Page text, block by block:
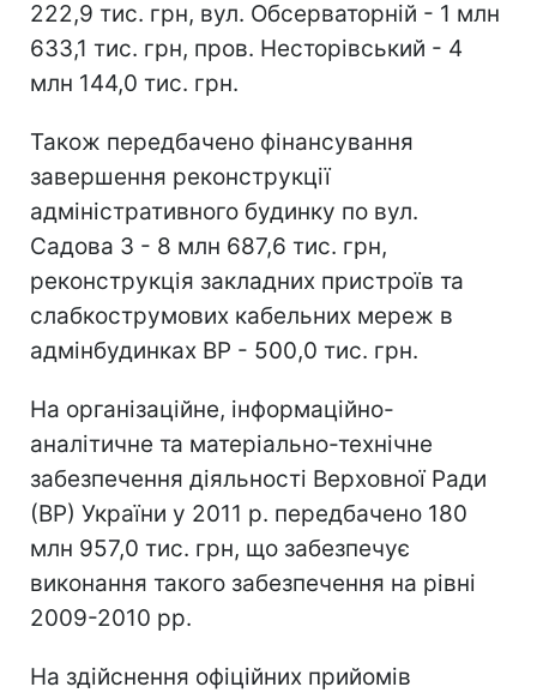
222,9 тис. грн, вул. Обсерваторній - 1 млн
633,1 тис. грн, пров. Несторівський - 4
млн 144,0 тис. грн.
Також передбачено фінансування
завершення реконструкції
адміністративного будинку по вул.
Садова 3 - 8 млн 687,6 тис. грн,
реконструкція закладних пристроїв та
слабкострумових кабельних мереж в
адмінбудинках ВР - 500,0 тис. грн.
На організаційне, інформаційно-
аналітичне та матеріально-технічне
забезпечення діяльності Верховної Ради
(ВР) України у 2011 р. передбачено 180
млн 957,0 тис. грн, що забезпечує
виконання такого забезпечення на рівні
2009-2010 рр.
На здійснення офіційних прийомів